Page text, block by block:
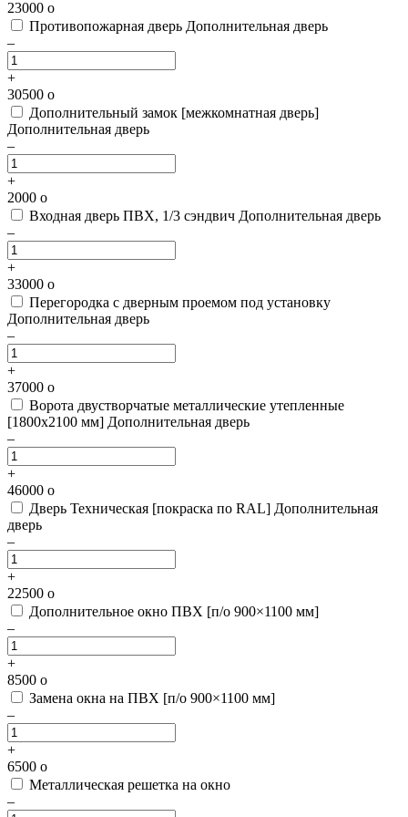
23000 o
Противопожарная дверь Дополнительная дверь
–
+
30500 o
Дополнительный замок [межкомнатная дверь]
Дополнительная дверь
–
+
2000 o
Входная дверь ПВХ, 1/3 сэндвич Дополнительная дверь
–
+
33000 o
Перегородка с дверным проемом под установку
Дополнительная дверь
–
+
37000 o
Ворота двустворчатые металлические утепленные
[1800х2100 мм] Дополнительная дверь
–
+
46000 o
Дверь Техническая [покраска по RAL] Дополнительная
дверь
–
+
22500 o
Дополнительное окно ПВХ [п/о 900×1100 мм]
–
+
8500 o
Замена окна на ПВХ [п/о 900×1100 мм]
–
+
6500 o
Металлическая решетка на окно
–